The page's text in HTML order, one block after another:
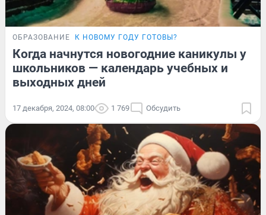
ОБРАЗОВАНИЕ К НОВОМУ ГОДУ ГОТОВЫ?
Когда начнутся новогодние каникулы у
школьников — календарь учебных и
выходных дней
17 декабря, 2024, 08:00 1 769 Обсудить